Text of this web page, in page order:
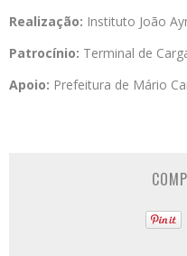
Realização: Instituto João
Patrocínio: Terminal de
Apoio: Prefeitura de Mário